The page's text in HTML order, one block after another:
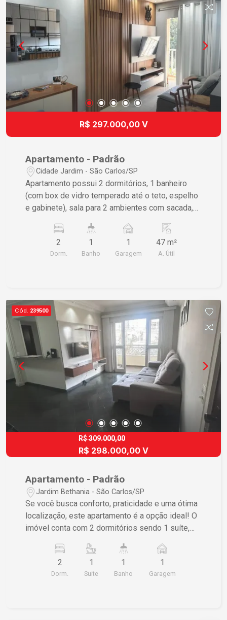
excelente opção para quem deseja morar bem ou
investir em uma das regiões mais procuradas de
São Carlos. Agende sua visita e venha conhecer
este excelente imóvel!
R$ 297.000,00 V
Apartamento - Padrão
Cidade Jardim - São Carlos/SP
Apartamento possui 2 dormitórios, 1 banheiro
(com box de vidro temperado até o teto, espelho
e gabinete), sala para 2 ambientes com sacada,
armários) e vaga de garagem para 1 carro.
Acabamento em piso frio e laminado.
2
Dorm.
1
Banho
1
Garagem
47 m²
A. Útil
Cód. 239500
R$ 309.000,00
R$ 298.000,00 V
Apartamento - Padrão
Jardim Bethania - São Carlos/SP
Se você busca conforto, praticidade e uma ótima
localização, este apartamento é a opção ideal! O
imóvel conta com 2 dormitórios sendo 1 suíte,
funcional, lavanderia e 1 vaga de garagem
localização privilegiada, oferece fácil acesso aos
2
Dorm.
1
Suite
1
Banho
1
Garagem